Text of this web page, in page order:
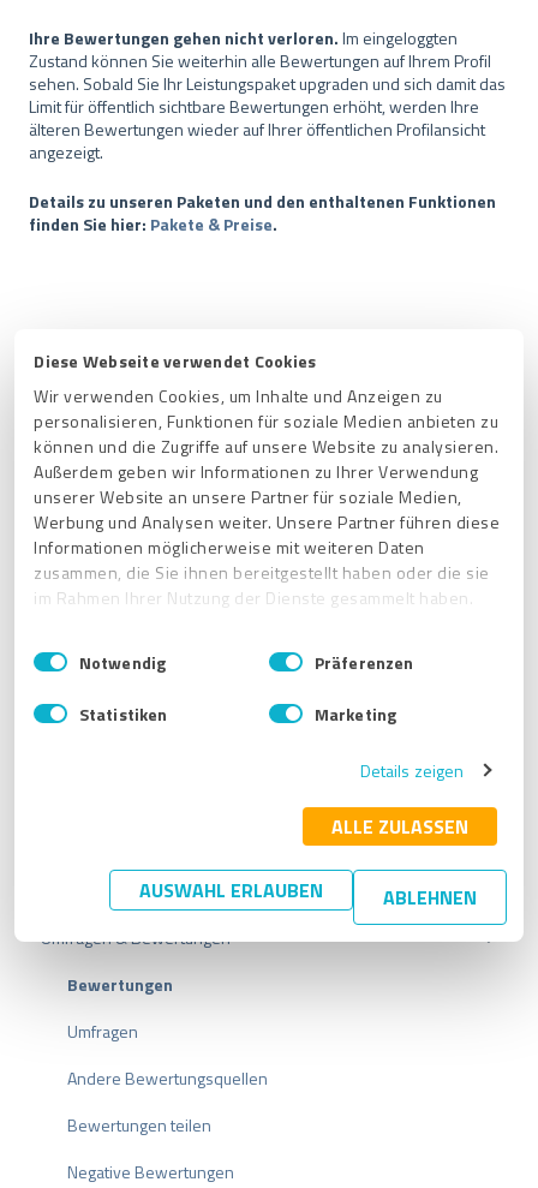
Diese Webseite verwendet Cookies
Wir verwenden Cookies, um Inhalte und Anzeigen zu
personalisieren, Funktionen für soziale Medien anbieten zu
können und die Zugriffe auf unsere Website zu analysieren.
Außerdem geben wir Informationen zu Ihrer Verwendung
unserer Website an unsere Partner für soziale Medien,
Werbung und Analysen weiter. Unsere Partner führen diese
Informationen möglicherweise mit weiteren Daten
zusammen, die Sie ihnen bereitgestellt haben oder die sie
im Rahmen Ihrer Nutzung der Dienste gesammelt haben.
Impressum
Datenschutzbestimmungen
E
i
n
w
s
Notwendig Präferenzen
Statistiken Marketing
Details zeigen
ALLE ZULASSEN
AUSWAHL ERLAUBEN ABLEHNEN
Ihre Bewertungen gehen nicht verloren.Im eingeloggten
Zustand können Sie weiterhin alle Bewertungen auf Ihrem Profil
sehen. Sobald Sie Ihr Leistungspaket upgraden und sich damit das
Limit für öffentlich sichtbare Bewertungen erhöht, werden Ihre
älteren Bewertungen wieder auf Ihrer öffentlichen Profilansicht
angezeigt.
Details zu unseren Paketen und den enthaltenen Funktionen
finden Sie hier: Pakete & Preise.
Verwandte Artikel
Kann ich einzelne ProvenExpert-Bewertungen von der
Veröffentlichung ausnehmen, weil sie beispielsweise nicht
qualifiziert sind?
Was sind ProvenExpert Top-Kompetenzen und wie werden
sie ermittelt?
Können die ProvenExpert-Bewertungen auch an Google
zurückgespielt werden, sodass Bewertungen die über
ProvenExpert eingeholt wurden, auch bei Google gelistet
Wie kann ich mein ProvenExpert-Profil teilen?
Sehen zu viele 5-Sterne Bewertungen und eine 100%
Datenschutz
Pakete und Preise
API
ProvenEmployer
Profil & Nutzerkonto
Profil-Einstellungen
Nutzerkonto
Rechnungsstellung
Umfragen & Bewertungen
Bewertungen
Umfragen
Andere Bewertungsquellen
Bewertungen teilen
Negative Bewertungen